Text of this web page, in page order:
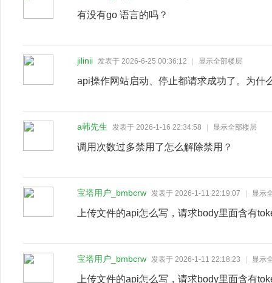
有没有go 语言的吗？
jilinii 发表于 2026-6-25 00:36:12 显示全部楼层
api操作网站启动、停止都请求成功了。为什
a韩先生 发表于 2026-1-16 22:34:58 显示全部楼层
调用次数过多禁用了怎么解除禁用？
宝塔用户_bmbcrw 发表于 2026-1-11 22:19:07 显示
上传文件的api怎么写，请求body里面含有
宝塔用户_bmbcrw 发表于 2026-1-11 22:18:23 显示
上传文件的api怎么写，请求body里面含有